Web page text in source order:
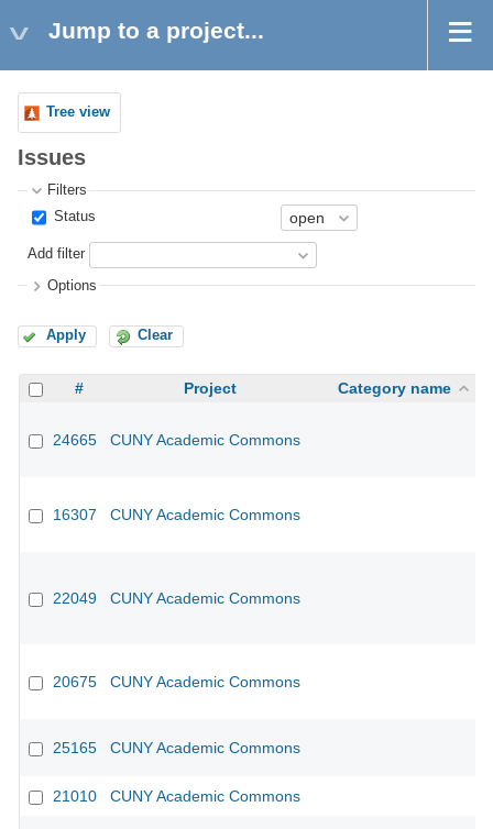
Jump to a project...
Tree view
Issues
Filters
Status
Add filter
Options
Apply Clear
# Project Category name
24665 CUNY Academic Commons
16307 CUNY Academic Commons
22049 CUNY Academic Commons
20675 CUNY Academic Commons
25165 CUNY Academic Commons
21010 CUNY Academic Commons